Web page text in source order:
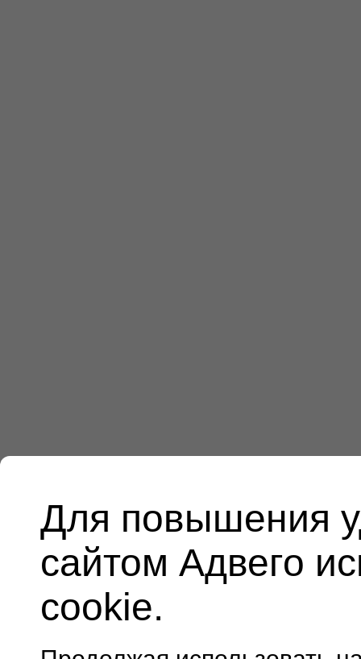
Для повышения
сайтом Адвего
cookie.